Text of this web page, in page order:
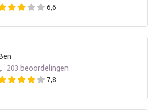
6,6
203 beoordelingen
7,8